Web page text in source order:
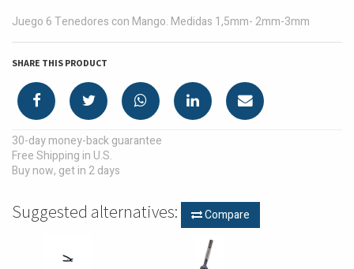
Juego 6 Tenedores con Mango. Medidas 1,5mm- 2mm-3mm
SHARE THIS PRODUCT
30-day money-back guarantee
Free Shipping in U.S.
Buy now, get in 2 days
Suggested alternatives: Compare